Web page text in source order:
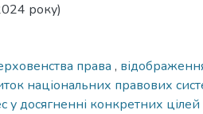
року)
права ,
національних правових
у досягненні конкретних цілей